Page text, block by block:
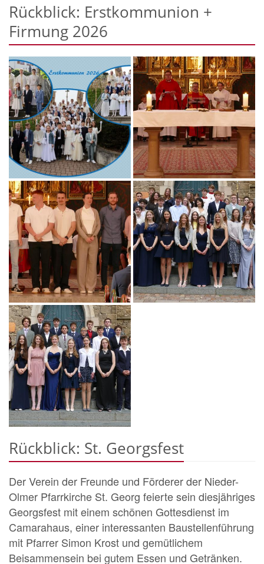
Rückblick: Erstkommunion +
Firmung 2026
Rückblick: St. Georgsfest
Der Verein der Freunde und Förderer der Nieder-
Olmer Pfarrkirche St. Georg feierte sein diesjähriges
Georgsfest mit einem schönen Gottesdienst im
Camarahaus, einer interessanten Baustellenführung
mit Pfarrer Simon Krost und gemütlichem
Beisammensein bei gutem Essen und Getränken.